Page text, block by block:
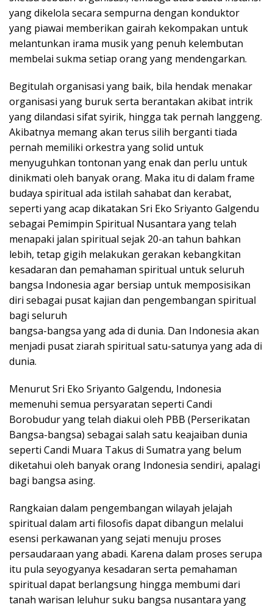
yang dikelola secara sempurna dengan konduktor
yang piawai memberikan gairah kekompakan untuk
melantunkan irama musik yang penuh kelembutan
membelai sukma setiap orang yang mendengarkan.
Begitulah organisasi yang baik, bila hendak menakar
organisasi yang buruk serta berantakan akibat intrik
yang dilandasi sifat syirik, hingga tak pernah langgeng.
Akibatnya memang akan terus silih berganti tiada
pernah memiliki orkestra yang solid untuk
menyuguhkan tontonan yang enak dan perlu untuk
dinikmati oleh banyak orang. Maka itu di dalam frame
budaya spiritual ada istilah sahabat dan kerabat,
seperti yang acap dikatakan Sri Eko Sriyanto Galgendu
sebagai Pemimpin Spiritual Nusantara yang telah
menapaki jalan spiritual sejak 20-an tahun bahkan
lebih, tetap gigih melakukan gerakan kebangkitan
kesadaran dan pemahaman spiritual untuk seluruh
bangsa Indonesia agar bersiap untuk memposisikan
diri sebagai pusat kajian dan pengembangan spiritual
bagi seluruh
bangsa-bangsa yang ada di dunia. Dan Indonesia akan
menjadi pusat ziarah spiritual satu-satunya yang ada di
dunia.
Menurut Sri Eko Sriyanto Galgendu, Indonesia
memenuhi semua persyaratan seperti Candi
Borobudur yang telah diakui oleh PBB (Perserikatan
Bangsa-bangsa) sebagai salah satu keajaiban dunia
seperti Candi Muara Takus di Sumatra yang belum
diketahui oleh banyak orang Indonesia sendiri, apalagi
bagi bangsa asing.
Rangkaian dalam pengembangan wilayah jelajah
spiritual dalam arti filosofis dapat dibangun melalui
esensi perkawanan yang sejati menuju proses
persaudaraan yang abadi. Karena dalam proses serupa
itu pula seyogyanya kesadaran serta pemahaman
spiritual dapat berlangsung hingga membumi dari
tanah warisan leluhur suku bangsa nusantara yang